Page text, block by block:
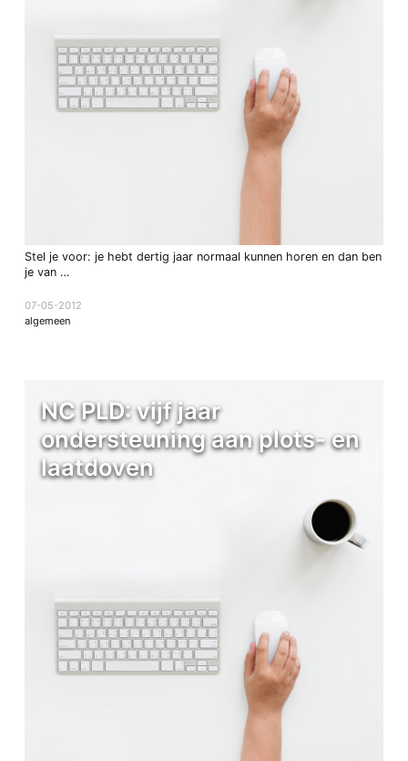
Stel je voor: je hebt dertig jaar normaal kunnen horen en dan ben
je van …
07-05-2012
algemeen
NC PLD: vijf jaar
ondersteuning aan plots- en
laatdoven